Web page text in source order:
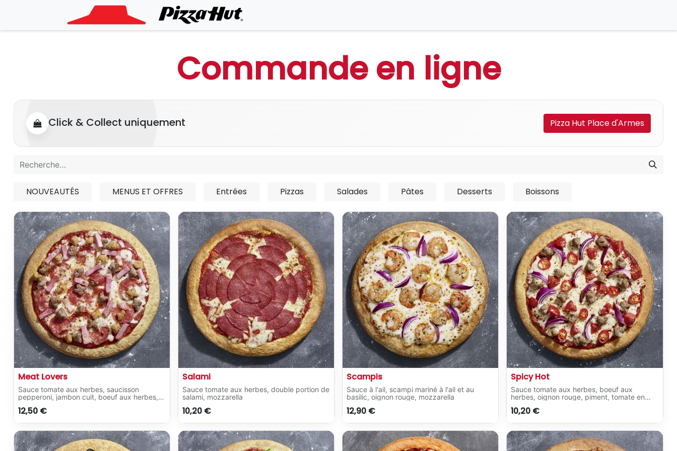
Commande en ligne
Click & Collect uniquement Pizza Hut Place d'Armes
NOUVEAUTÉS MENUS ET OFFRES Entrées Pizzas Salades Pâtes Desserts Boissons
Meat Lovers
Sauce tomate aux herbes, saucisson
pepperoni, jambon cuit, boeuf aux herbes,
12,50 €
Salami
Sauce tomate aux herbes, double portion de
salami, mozzarella
10,20 €
Scampis
Sauce à l'ail, scampi mariné à l'ail et au
basilic, oignon rouge, mozzarella
12,90 €
Spicy Hot
Sauce tomate aux herbes, boeuf aux
herbes, oignon rouge, piment, tomate en
10,20 €